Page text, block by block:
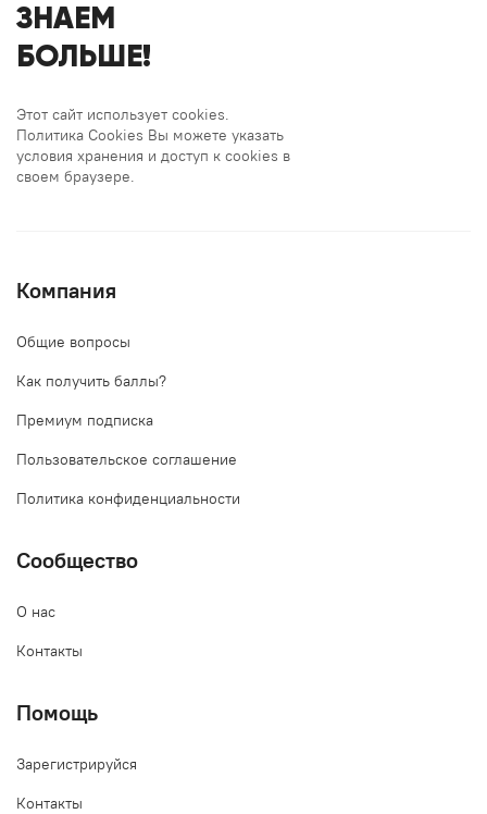
ЗНАЕМ
БОЛЬШЕ!
Этот сайт использует cookies.
Политика Cookies Вы можете указать
условия хранения и доступ к cookies в
своем браузере.
Компания
Общие вопросы
Как получить баллы?
Премиум подписка
Пользовательское соглашение
Политика конфиденциальности
Сообщество
О нас
Контакты
Помощь
Зарегистрируйся
Контакты